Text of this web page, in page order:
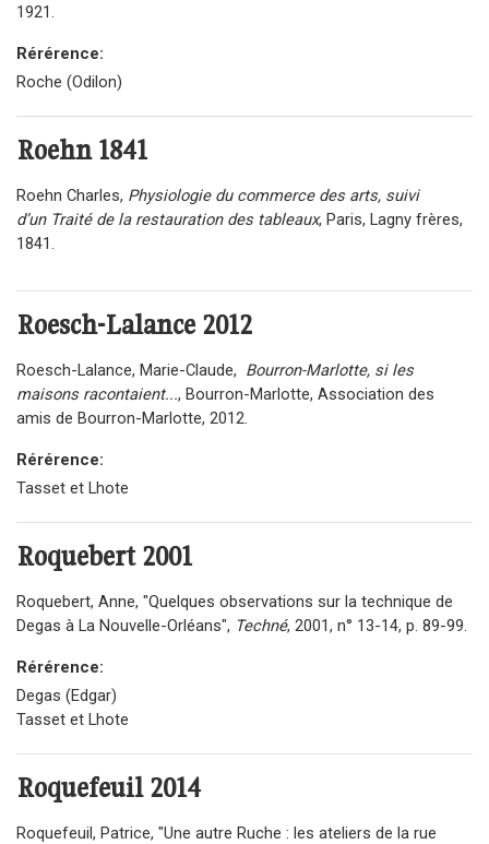
1921.
Rérérence:
Roche (Odilon)
Roehn1841
Roehn Charles, Physiologie du commerce des arts, suivi
d’un Traité de la restauration des tableaux, Paris, Lagny frères,
1841.
Roesch-Lalance2012
Roesch-Lalance, Marie-Claude, Bourron-Marlotte, si les
maisons racontaient..., Bourron-Marlotte, Association des
amis de Bourron-Marlotte, 2012.
Rérérence:
Tasset et Lhote
Roquebert2001
Roquebert, Anne, "Quelques observations sur la technique de
Degas à La Nouvelle-Orléans", Techné, 2001, n° 13-14, p. 89-99.
Rérérence:
Degas (Edgar)
Tasset et Lhote
Roquefeuil2014
Roquefeuil, Patrice, "Une autre Ruche : les ateliers de la rue